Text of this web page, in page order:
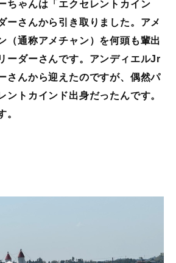
ちゃんは「エクセレントカイン
ーさんから引き取りました。アメ
（通称アメチャン）を何頭も輩出
ーダーさんです。アンディエルJr
さんから迎えたのですが、偶然パ
ントカインド出身だったんです。
。